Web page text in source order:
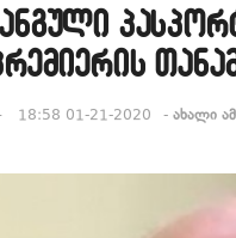
18:58 01-21-2020 - ახალი